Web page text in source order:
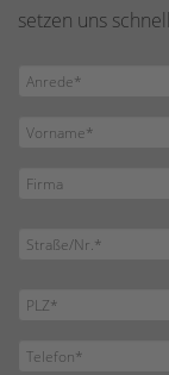
setzen uns